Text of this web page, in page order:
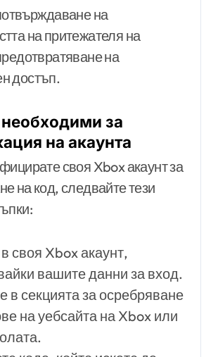
на
на притежателя на
на
достъп.
за
на акаунта
своя Xbox акаунт за
на код, следвайте тези
своя Xbox акаунт,
вашите данни за вход.
в секцията за осребряване
на уебсайта на Xbox или